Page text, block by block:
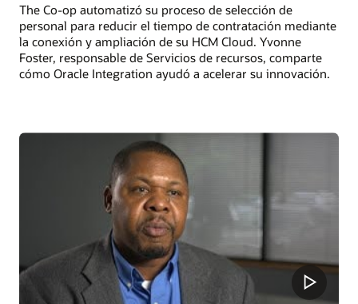
The Co-op automatizó su proceso de selección de
personal para reducir el tiempo de contratación mediante
la conexión y ampliación de su HCM Cloud. Yvonne
Foster, responsable de Servicios de recursos, comparte
cómo Oracle Integration ayudó a acelerar su innovación.